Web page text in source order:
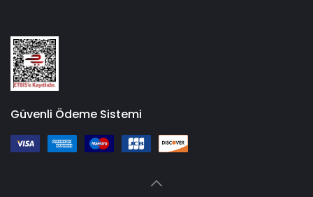
Güvenli Ödeme Sistemi